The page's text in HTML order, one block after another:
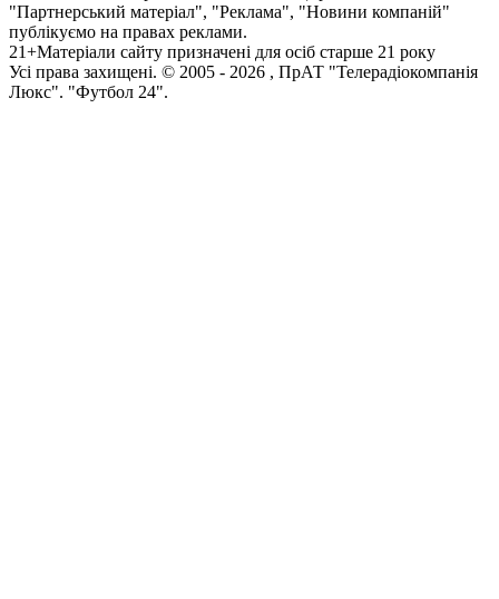
"Партнерський матеріал", "Реклама", "Новини компаній"
публікуємо на правах реклами.
21+Матеріали сайту призначені для осіб старше 21 року
Усi права захищенi. © 2005 - 2026 , ПрАТ "Телерадіокомпанія
Люкс". "Футбол 24".